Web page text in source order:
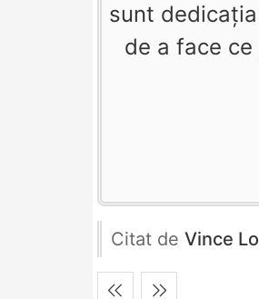
sunt
de a face
Citat de Vince